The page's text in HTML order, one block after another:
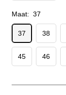
Maat: 37
37 38
45 46